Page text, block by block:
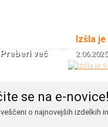
Preberi več
Izšla
2.06.2025
se na e-novice!
o najnovejših izdelkih